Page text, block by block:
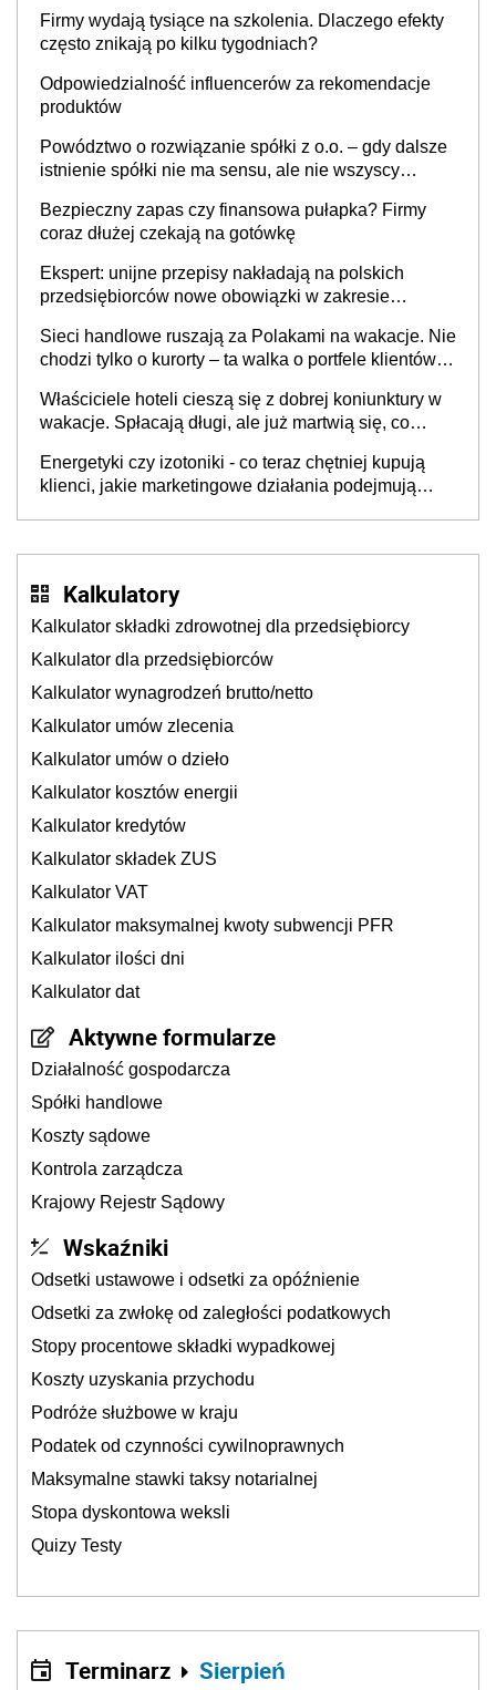
Firmy wydają tysiące na szkolenia. Dlaczego efekty
często znikają po kilku tygodniach?
Odpowiedzialność influencerów za rekomendacje
produktów
Powództwo o rozwiązanie spółki z o.o. – gdy dalsze
istnienie spółki nie ma sensu, ale nie wszyscy
Bezpieczny zapas czy finansowa pułapka? Firmy
coraz dłużej czekają na gotówkę
Ekspert: unijne przepisy nakładają na polskich
przedsiębiorców nowe obowiązki w zakresie
Sieci handlowe ruszają za Polakami na wakacje. Nie
chodzi tylko o kurorty – ta walka o portfele klientów
cichu
Właściciele hoteli cieszą się z dobrej koniunktury w
wakacje. Spłacają długi, ale już martwią się, co
Energetyki czy izotoniki - co teraz chętniej kupują
klienci, jakie marketingowe działania podejmują
Kalkulatory
Kalkulator składki zdrowotnej dla przedsiębiorcy
Kalkulator dla przedsiębiorców
Kalkulator wynagrodzeń brutto/netto
Kalkulator umów zlecenia
Kalkulator umów o dzieło
Kalkulator kosztów energii
Kalkulator kredytów
Kalkulator składek ZUS
Kalkulator VAT
Kalkulator maksymalnej kwoty subwencji PFR
Kalkulator ilości dni
Kalkulator dat
Aktywne formularze
Działalność gospodarcza
Spółki handlowe
Koszty sądowe
Kontrola zarządcza
Krajowy Rejestr Sądowy
Wskaźniki
Odsetki ustawowe i odsetki za opóźnienie
Odsetki za zwłokę od zaległości podatkowych
Stopy procentowe składki wypadkowej
Koszty uzyskania przychodu
Podróże służbowe w kraju
Podatek od czynności cywilnoprawnych
Maksymalne stawki taksy notarialnej
Stopa dyskontowa weksli
Quizy Testy
Terminarz Sierpień